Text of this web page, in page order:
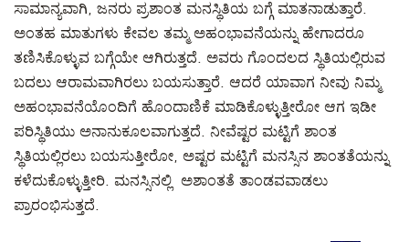
ಸಾಮಾನ್ಯವಾಗಿ, ಜನರು ಪ್ರಶಾಂತ ಮನಸ್ಥಿತಿಯ ಬಗ್ಗೆ ಮಾತನಾಡುತ್ತಾರೆ.
ಅಂತಹ ಮಾತುಗಳು ಕೇವಲ ತಮ್ಮ ಅಹಂಭಾವನೆಯನ್ನು ಹೇಗಾದರೂ
ತಣಿಸಿಕೊಳ್ಳುವ ಬಗ್ಗೆಯೇ ಆಗಿರುತ್ತದೆ. ಅವರು ಗೊಂದಲದ ಸ್ಥಿತಿಯಲ್ಲಿರುವ
ಬದಲು ಆರಾಮವಾಗಿರಲು ಬಯಸುತ್ತಾರೆ. ಆದರೆ ಯಾವಾಗ ನೀವು ನಿಮ್ಮ
ಅಹಂಭಾವನೆಯೊಂದಿಗೆ ಹೊಂದಾಣಿಕೆ ಮಾಡಿಕೊಳ್ಳುತ್ತೀರೋ ಆಗ ಇಡೀ
ಪರಿಸ್ಥಿತಿಯು ಅನಾನುಕೂಲವಾಗುತ್ತದೆ. ನೀವೆಷ್ಟರ ಮಟ್ಟಿಗೆ ಶಾಂತ
ಸ್ಥಿತಿಯಲ್ಲಿರಲು ಬಯಸುತ್ತೀರೋ, ಅಷ್ಟರ ಮಟ್ಟಿಗೆ ಮನಸ್ಸಿನ ಶಾಂತತೆಯನ್ನು
ಕಳೆದುಕೊಳ್ಳುತ್ತೀರಿ. ಮನಸ್ಸಿನಲ್ಲಿ ಅಶಾಂತತೆ ತಾಂಡವವಾಡಲು
ಪ್ರಾರಂಭಿಸುತ್ತದೆ.